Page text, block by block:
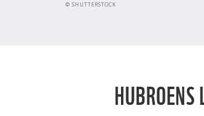
© SHUTTERSTOCK
HUBROENS